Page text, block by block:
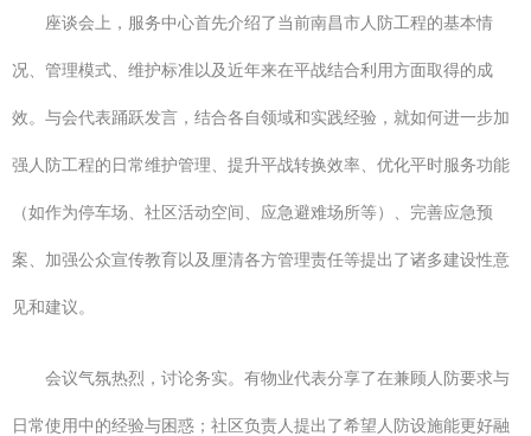
座谈会上，服务中心首先介绍了当前南昌市人防工程的基本情
况、管理模式、维护标准以及近年来在平战结合利用方面取得的成
效。与会代表踊跃发言，结合各自领域和实践经验，就如何进一步加
强人防工程的日常维护管理、提升平战转换效率、优化平时服务功能
（如作为停车场、社区活动空间、应急避难场所等）、完善应急预
案、加强公众宣传教育以及厘清各方管理责任等提出了诸多建设性意
见和建议。
会议气氛热烈，讨论务实。有物业代表分享了在兼顾人防要求与
日常使用中的经验与困惑；社区负责人提出了希望人防设施能更好融